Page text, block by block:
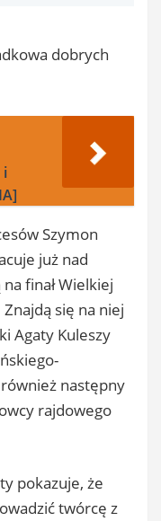
dobrych
i
Szymon
już nad
finał Wielkiej
się na niej
Agaty Kuleszy
następny
rajdowego
pokazuje, że
twórcę z